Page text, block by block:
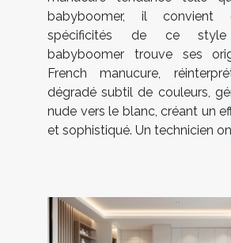
babyboomer, il convient
spécificités de ce
babyboomer trouve ses
French manucure,
dégradé subtil de couleurs,
nude vers le blanc, créant un
et sophistiqué. Un technicien